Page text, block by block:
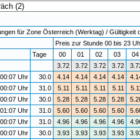
für Zone Österreich (Werktag) / Gültigkeit
Preis zur Stunde 00 bis 23
Tage 00 01 02 03
3.72
3.72 3.72 3.72
Uhr
30.0 4.14 4.14 4.14 4.14
Uhr
31.0 5.11 5.11 5.11 5.11
Uhr
30.0 5.28 5.28 5.28 5.28
Uhr
31.0 5.60 5.60 5.60 5.60
Uhr
31.0 4.96 4.96 4.96 4.96
Uhr
30.0 3.93 3.93 3.93 3.93